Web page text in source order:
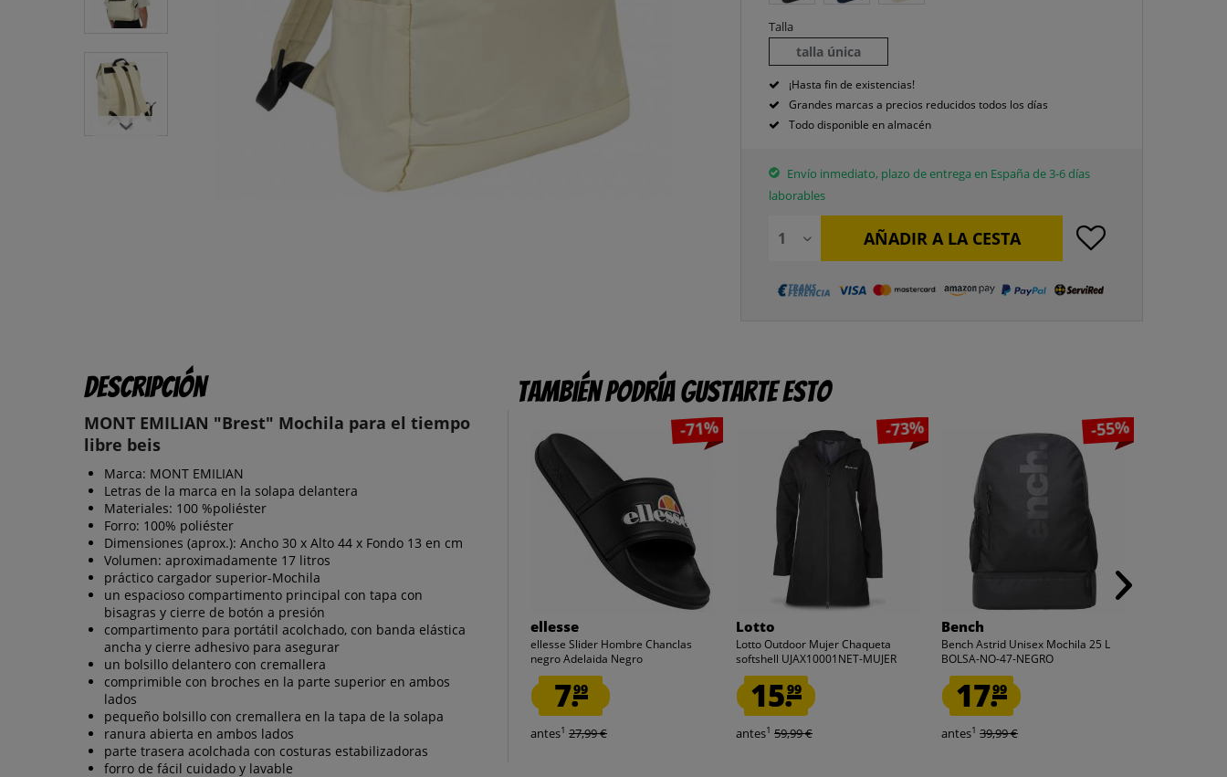
Talla
talla única
¡Hasta fin de existencias!
Grandes marcas a precios reducidos todos los días
Todo disponible en almacén
Envío inmediato, plazo de entrega en España de 3-6 días
laborables
AÑADIR A LA CESTA
Descripción
MONT EMILIAN "Brest" Mochila para el tiempo
libre beis
Marca: MONT EMILIAN
Letras de la marca en la solapa delantera
Materiales: 100 %poliéster
Forro: 100% poliéster
Dimensiones (aprox.): Ancho 30 x Alto 44 x Fondo 13 en cm
Volumen: aproximadamente 17 litros
práctico cargador superior-Mochila
un espacioso compartimento principal con tapa con
bisagras y cierre de botón a presión
compartimento para portátil acolchado, con banda elástica
ancha y cierre adhesivo para asegurar
un bolsillo delantero con cremallera
comprimible con broches en la parte superior en ambos
lados
pequeño bolsillo con cremallera en la tapa de la solapa
ranura abierta en ambos lados
parte trasera acolchada con costuras estabilizadoras
forro de fácil cuidado y lavable
También podría gustarte esto
-71%
ellesse
ellesse Slider Hombre Chanclas
negro Adelaida Negro
7.99
antes1 27,99 €
-73%
Lotto
Lotto Outdoor Mujer Chaqueta
softshell UJAX10001NET-MUJER
15.99
antes1 59,99 €
-55%
Bench
Bench Astrid Unisex Mochila 25 L
BOLSA-NO-47-NEGRO
17.99
antes1 39,99 €